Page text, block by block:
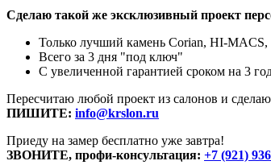
Сделаю такой же эксклюзивный проект
Только лучший камень Corian, HI-MACS,
Всего за 3 дня "под ключ"
С увеличенной гарантией сроком на 3
Пересчитаю любой проект из салонов и
ПИШИТЕ: info@krslon.ru
Приеду на замер бесплатно уже завтра!
ЗВОНИТЕ, профи-консультация: +7 (921)